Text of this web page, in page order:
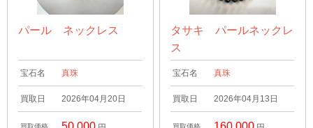
パール ネックレス
宝石名 真珠
買取日 2026年04月20日
タサキ パールネックレ
ス
宝石名 真珠
買取日 2026年04月13日